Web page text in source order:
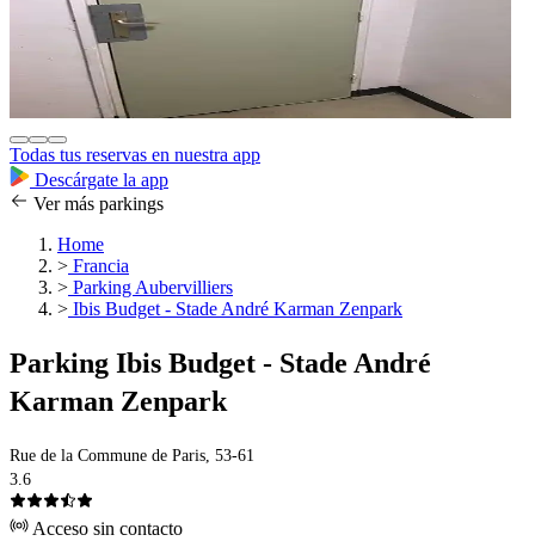
Todas tus reservas en nuestra app
Descárgate la app
Ver más parkings
Home
> Francia
> Parking Aubervilliers
> Ibis Budget - Stade André Karman Zenpark
Parking Ibis Budget - Stade André
Karman Zenpark
Rue de la Commune de Paris, 53-61
3.6
Acceso sin contacto